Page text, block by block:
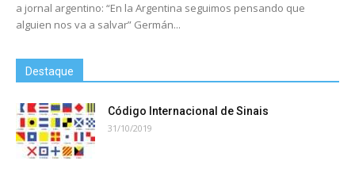
a jornal argentino: “En la Argentina seguimos pensando que
alguien nos va a salvar” Germán...
Destaque
Código Internacional de Sinais
31/10/2019